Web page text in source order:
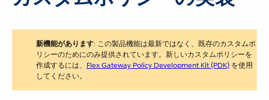
新機能があります​: この製品機能は最新ではなく、既存のカスタムポ
リシーのためにのみ提供されています。新しいカスタムポリシーを
作成するには、​ Flex Gateway Policy Development Kit (PDK) ​ を使用
してください。